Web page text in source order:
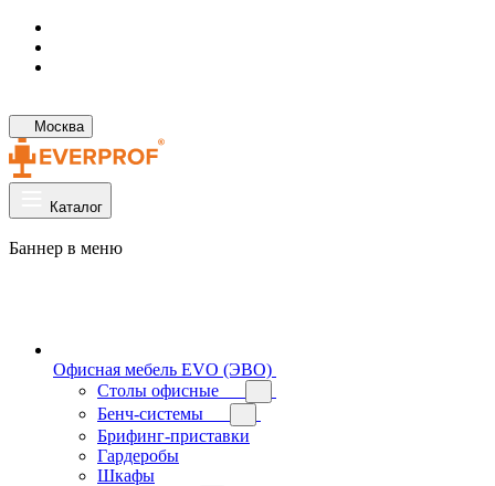
Москва
Каталог
Баннер в меню
Офисная мебель EVO (ЭВО)
Cтолы офисные
Бенч-системы
Брифинг-приставки
Гардеробы
Шкафы